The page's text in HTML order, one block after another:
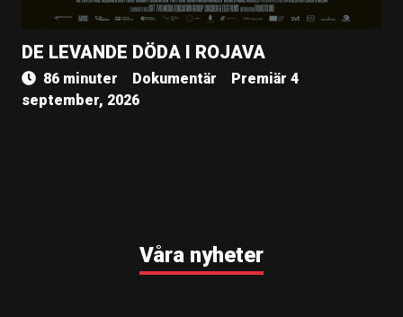
DE LEVANDE DÖDA I ROJAVA
86 minuter Dokumentär
Premiär 4
september, 2026
Våra nyheter